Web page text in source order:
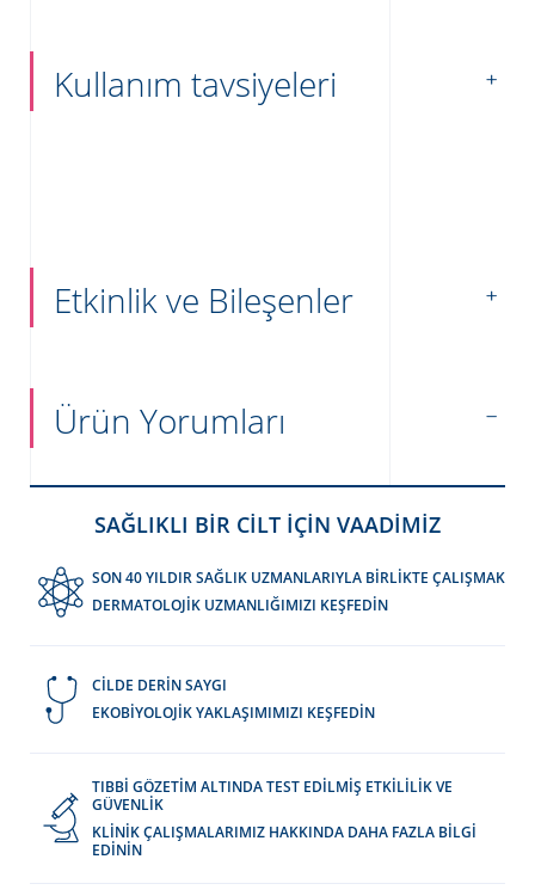
Kullanım tavsiyeleri
Etkinlik ve Bileşenler
Ürün Yorumları
SAĞLIKLI BİR CİLT İÇİN VAADİMİZ
SON 40 YILDIR SAĞLIK UZMANLARIYLA BİRLİKTE ÇALIŞMAK
DERMATOLOJİK UZMANLIĞIMIZI KEŞFEDİN
CİLDE DERİN SAYGI
EKOBİYOLOJİK YAKLAŞIMIMIZI KEŞFEDİN
TIBBİ GÖZETİM ALTINDA TEST EDİLMİŞ ETKİLİLİK VE
GÜVENLİK
KLİNİK ÇALIŞMALARIMIZ HAKKINDA DAHA FAZLA BİLGİ
EDİNİN